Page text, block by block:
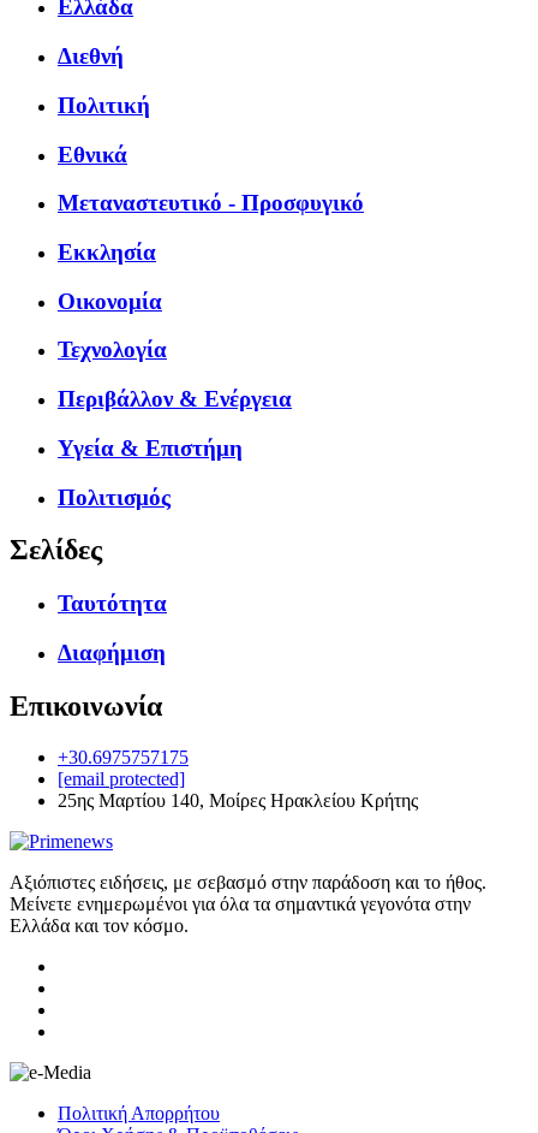
Ελλάδα
Διεθνή
Πολιτική
Εθνικά
Μεταναστευτικό - Προσφυγικό
Εκκλησία
Οικονομία
Τεχνολογία
Περιβάλλον & Ενέργεια
Υγεία & Επιστήμη
Πολιτισμός
Σελίδες
Ταυτότητα
Διαφήμιση
Επικοινωνία
+30.6975757175
[email protected]
25ης Μαρτίου 140, Μοίρες Ηρακλείου Κρήτης
Αξιόπιστες ειδήσεις, με σεβασμό στην παράδοση και το ήθος.
Μείνετε ενημερωμένοι για όλα τα σημαντικά γεγονότα στην
Ελλάδα και τον κόσμο.
Πολιτική Απορρήτου